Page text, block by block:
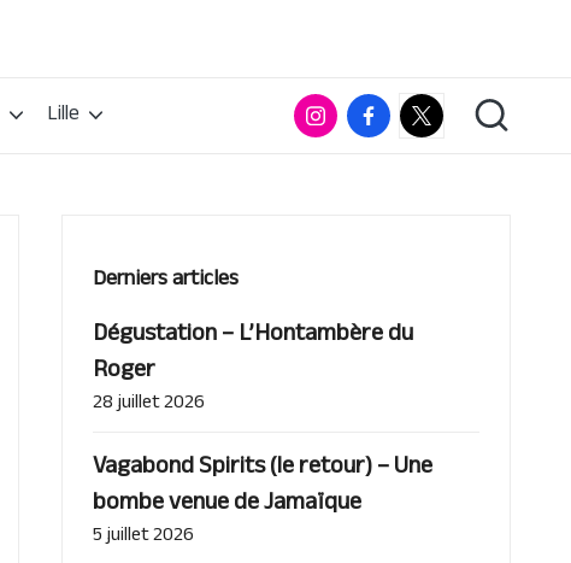
Lille InstagramFacebook
RumX
App
Derniers articles
Dégustation – L’Hontambère du
Roger
28 juillet 2026
Vagabond Spirits (le retour) – Une
bombe venue de Jamaïque
5 juillet 2026